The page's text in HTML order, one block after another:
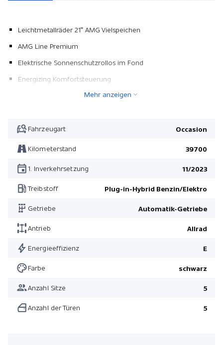
Leichtmetallräder 21" AMG Vielspeichen
AMG Line Premium
Elektrische Sonnenschutzrollos im Fond
Energizing Komfortsteuerung
Gleichstrom-Ladesystem (DC)
Sonderlackierung
Gepäckraum-Trennnetz
AMG Line Premium
Mehr anzeigen
Fahrzeugart Occasion
Kilometerstand 39700
1. Inverkehrsetzung 11/2023
Treibstoff Plug-in-Hybrid Benzin/Elektro
Getriebe Automatik-Getriebe
Antrieb Allrad
Energieeffizienz E
Farbe schwarz
Anzahl Sitze 5
Anzahl der Türen 5